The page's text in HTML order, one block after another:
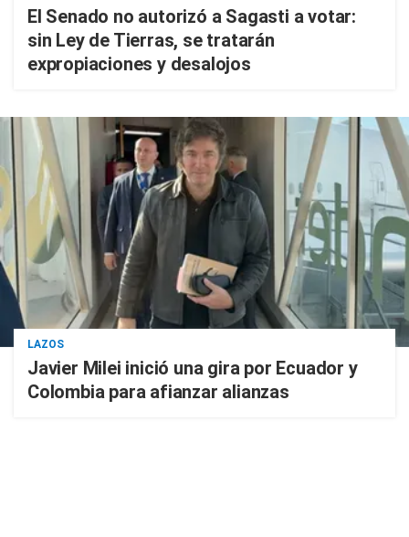
El Senado no autorizó a Sagasti a votar:
sin Ley de Tierras, se tratarán
expropiaciones y desalojos
LAZOS
Javier Milei inició una gira por Ecuador y
Colombia para afianzar alianzas